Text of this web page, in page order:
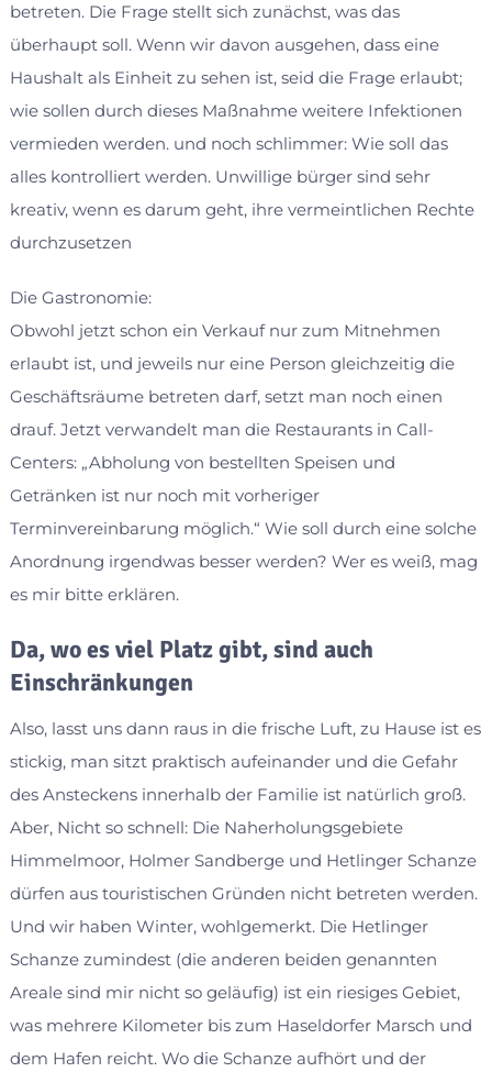
betreten. Die Frage stellt sich zunächst, was das
überhaupt soll. Wenn wir davon ausgehen, dass eine
Haushalt als Einheit zu sehen ist, seid die Frage erlaubt;
wie sollen durch dieses Maßnahme weitere Infektionen
vermieden werden. und noch schlimmer: Wie soll das
alles kontrolliert werden. Unwillige bürger sind sehr
kreativ, wenn es darum geht, ihre vermeintlichen Rechte
durchzusetzen
Die Gastronomie:
Obwohl jetzt schon ein Verkauf nur zum Mitnehmen
erlaubt ist, und jeweils nur eine Person gleichzeitig die
Geschäftsräume betreten darf, setzt man noch einen
drauf. Jetzt verwandelt man die Restaurants in Call-
Centers: „Abholung von bestellten Speisen und
Getränken ist nur noch mit vorheriger
Terminvereinbarung möglich.“ Wie soll durch eine solche
Anordnung irgendwas besser werden? Wer es weiß, mag
es mir bitte erklären.
Da, wo es viel Platz gibt, sind auch
Einschränkungen
Also, lasst uns dann raus in die frische Luft, zu Hause ist es
stickig, man sitzt praktisch aufeinander und die Gefahr
des Ansteckens innerhalb der Familie ist natürlich groß.
Aber, Nicht so schnell: Die Naherholungsgebiete
Himmelmoor, Holmer Sandberge und Hetlinger Schanze
dürfen aus touristischen Gründen nicht betreten werden.
Und wir haben Winter, wohlgemerkt. Die Hetlinger
Schanze zumindest (die anderen beiden genannten
Areale sind mir nicht so geläufig) ist ein riesiges Gebiet,
was mehrere Kilometer bis zum Haseldorfer Marsch und
dem Hafen reicht. Wo die Schanze aufhört und der